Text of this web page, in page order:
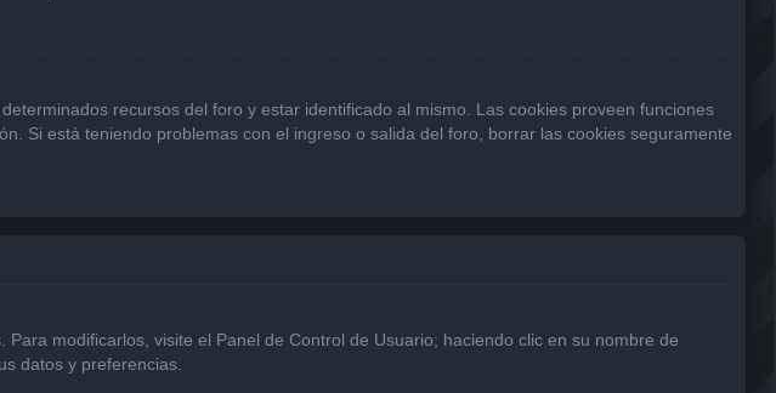
recursos del foro y estar identificado al mismo. Las cookies proveen funciones
Si está teniendo problemas con el ingreso o salida del foro, borrar las cookies seguramente
modificarlos, visite el Panel de Control de Usuario; haciendo clic en su nombre de
datos y preferencias.